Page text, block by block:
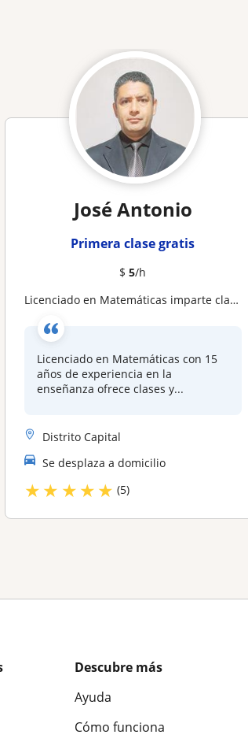
José Antonio
Primera clase gratis
$5/h
Licenciado en Matemáticas imparte clases de Probabilidad y Estadisticas
Licenciado en Matemáticas con 15
años de experiencia en la
enseñanza ofrece clases y...
Distrito Capital
Se desplaza a domicilio
★★ ★★★ (5)
Descubre más
Ayuda
Cómo funciona